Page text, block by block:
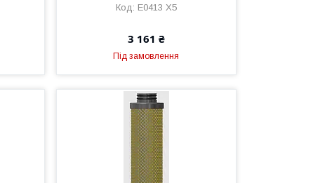
E0413 X5
3 161 ₴
Під замовлення